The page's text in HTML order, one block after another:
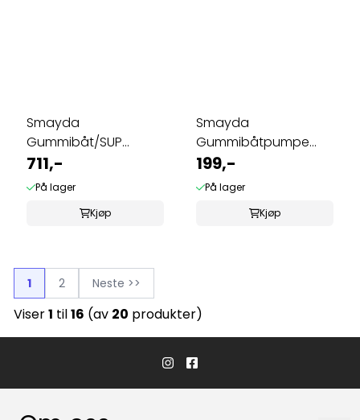
Smayda
Gummibåt/SUP
pumpe high pressure
2 bar
711,-
På lager
Kjøp
Smayda
Gummibåtpumpe
fotmodell
199,-
På lager
Kjøp
1 2 Neste >>
Viser1 til16 (av 20 produkter)